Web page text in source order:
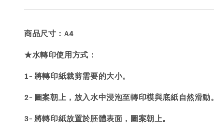
商品尺寸：A4
★水轉印使用方式：
1- 將轉印紙裁剪需要的大小。
2- 圖案朝上，放入水中浸泡至轉印模與底紙自然滑動。
3- 將轉印紙放置於胚體表面，圖案朝上。